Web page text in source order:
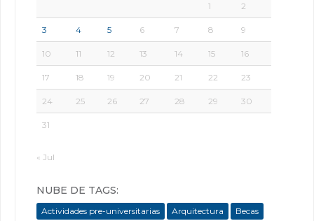
1 2
3 4 5 6 7 8 9
10 11 12 13 14 15 16
17 18 19 20 21 22 23
24 25 26 27 28 29 30
31
« Jul
NUBE DE TAGS:
Actividades pre-universitarias Arquitectura
Becas